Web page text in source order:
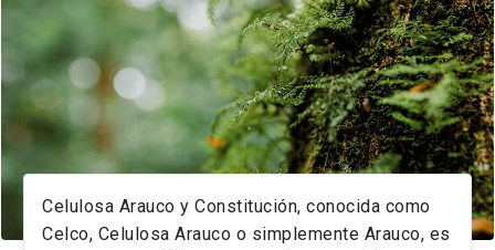
Celulosa Arauco y Constitución, conocida como
Celco, Celulosa Arauco o simplemente Arauco, es